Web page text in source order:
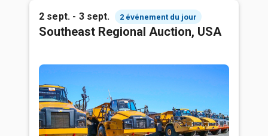
2 sept. - 3 sept. 2 événement du jour
Southeast Regional Auction, USA